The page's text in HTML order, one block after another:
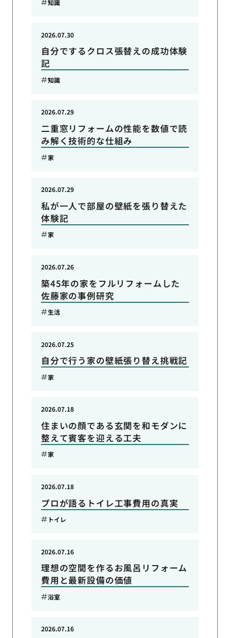
知識
自分でするクロス張替えの成功体験
記
2026.07.30
知識
二重窓リフォームの性能を数値で読
み解く技術的な仕組み
2026.07.29
家
私が一人で部屋の壁紙を張り替えた
体験記
2026.07.29
家
築45年の家をフルリフォームした
佐藤家の事例研究
2026.07.26
生活
自分で行う家の壁紙張り替え挑戦記
2026.07.25
家
住まいの顔である玄関を和モダンに
整えて賓客を迎える工夫
2026.07.18
家
プロが語るトイレ工事費用の真実
2026.07.18
トイレ
理想の空間を作るお風呂リフォーム
費用と最新設備の価値
2026.07.16
浴室
2026.07.16